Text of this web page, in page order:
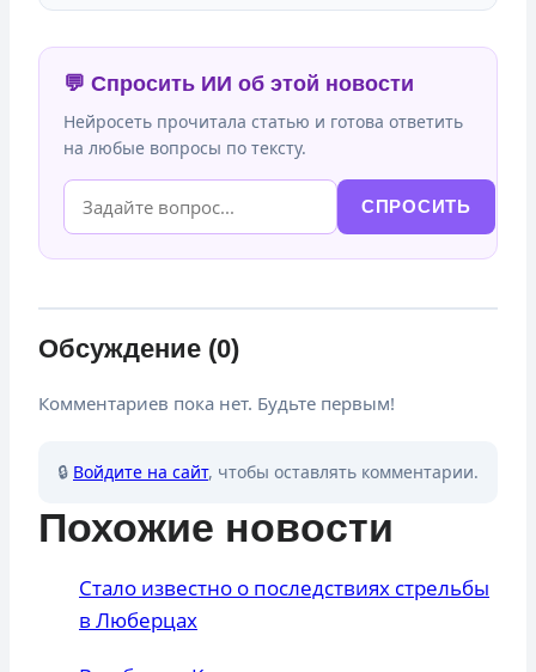
💬 Спросить ИИ об этой новости
Нейросеть прочитала статью и готова ответить
на любые вопросы по тексту.
СПРОСИТЬ
Обсуждение (0)
Комментариев пока нет. Будьте первым!
🔒 Войдите на сайт, чтобы оставлять комментарии.
Похожие новости
Стало известно о последствиях стрельбы
в Люберцах